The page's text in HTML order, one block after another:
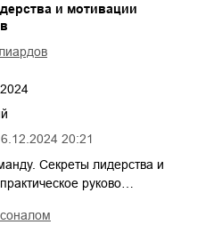
20:21
и мотивации
2024
Секреты лидерства и
руково…